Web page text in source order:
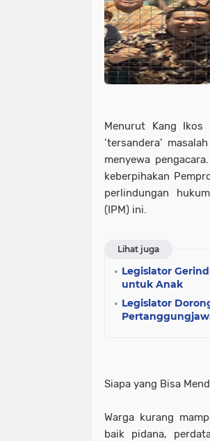
Menurut Kang
‘tersandera’
menyewa
keberpihakan
perlindungan
(IPM) ini.
Lihat juga
Legislator
untuk Anak
Legislator
Siapa yang Bisa
Warga kurang
baik pidana,